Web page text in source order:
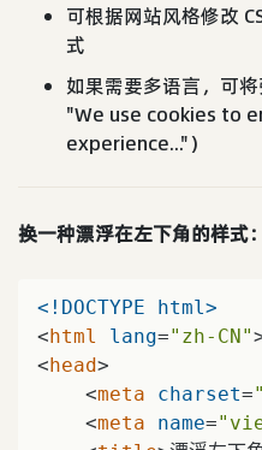
可根据网站风格修改
式
如果需要多语言，可
"We use cookies to
experience..."）
换一种漂浮在左下角的样式：
<!DOCTYPE html>
<html lang="zh-CN"
<head>
<meta charset=
<meta name=